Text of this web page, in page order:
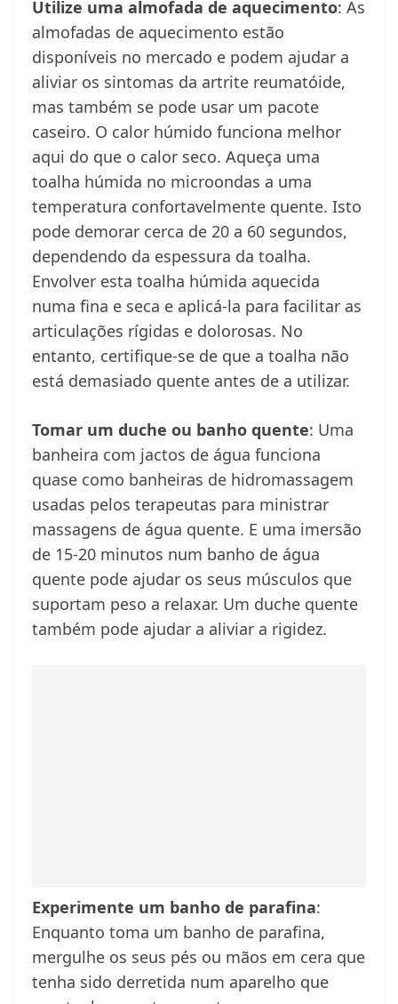
Utilize uma almofada de aquecimento: As
almofadas de aquecimento estão
disponíveis no mercado e podem ajudar a
aliviar os sintomas da artrite reumatóide,
mas também se pode usar um pacote
caseiro. O calor húmido funciona melhor
aqui do que o calor seco. Aqueça uma
toalha húmida no microondas a uma
temperatura confortavelmente quente. Isto
pode demorar cerca de 20 a 60 segundos,
dependendo da espessura da toalha.
Envolver esta toalha húmida aquecida
numa fina e seca e aplicá-la para facilitar as
articulações rígidas e dolorosas. No
entanto, certifique-se de que a toalha não
está demasiado quente antes de a utilizar.
Tomar um duche ou banho quente: Uma
banheira com jactos de água funciona
quase como banheiras de hidromassagem
usadas pelos terapeutas para ministrar
massagens de água quente. E uma imersão
de 15-20 minutos num banho de água
quente pode ajudar os seus músculos que
suportam peso a relaxar. Um duche quente
também pode ajudar a aliviar a rigidez.
Experimente um banho de parafina:
Enquanto toma um banho de parafina,
mergulhe os seus pés ou mãos em cera que
tenha sido derretida num aparelho que